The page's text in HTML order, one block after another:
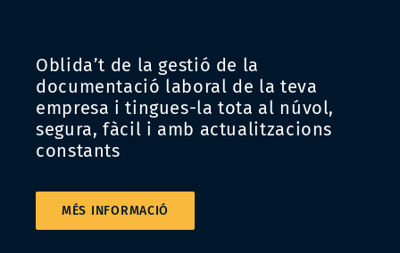
Oblida’t de la gestió de la
documentació laboral de la teva
empresa i tingues-la tota al núvol,
segura, fàcil i amb actualitzacions
constants
MÉS INFORMACIÓ